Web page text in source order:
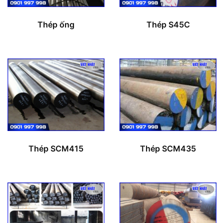
Thép ống Thép S45C
Thép SCM415 Thép SCM435